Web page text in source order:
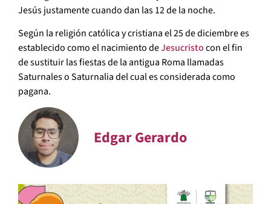
Jesús justamente cuando dan las 12 de la noche.
Según la religión católica y cristiana el 25 de diciembre es
establecido como el nacimiento deJesucristocon el fin
de sustituir las fiestas de la antigua Roma llamadas
Saturnales o Saturnalia del cual es considerada como
pagana.
Edgar Gerardo